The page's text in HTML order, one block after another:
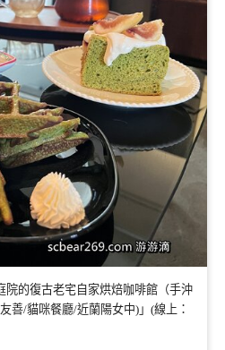
院的復古老宅自家烘焙咖啡館（手沖
善/貓咪餐廳/近蘭陽女中)」(線上：